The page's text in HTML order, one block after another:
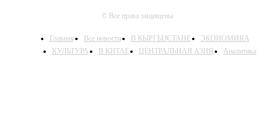
© Все права защищены
Главная Все новости В КЫРГЫЗСТАНЕ
ЭКОНОМИКА
КУЛЬТУРА
В КИТАЕ ЦЕНТРАЛЬНАЯ АЗИЯ Аналитика